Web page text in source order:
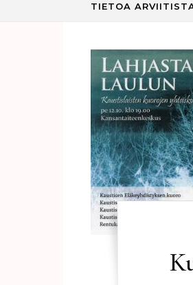
TIETOA